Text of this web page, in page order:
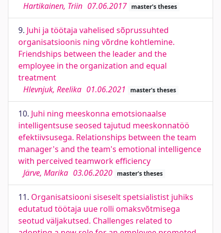
Hartikainen, Triin 07.06.2017 master's theses
9. Juhi ja töötaja vahelised sõprussuhted
organisatsioonis ning võrdne kohtlemine.
Friendships between the leader and the
employee in the organization and equal
treatment
Hlevnjuk, Reelika 01.06.2021 master's theses
10. Juhi ning meeskonna emotsionaalse
intelligentsuse seosed tajutud meeskonnatöö
efektiivsusega. Relationships between the team
manager's and the team's emotional intelligence
with perceived teamwork efficiency
Järve, Marika 03.06.2020 master's theses
11. Organisatsiooni siseselt spetsialistist juhiks
edutatud töötaja uue rolli omaksvõtmisega
seotud väljakutsed. Challenges related to